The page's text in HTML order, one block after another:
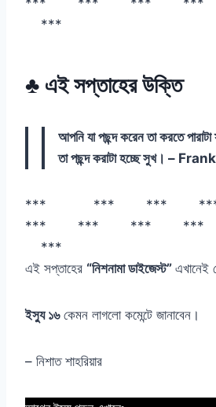
*** *** ***
***
♣ এই সপ্তাহের উক্তি
আপনি যা পছন্দ করেন তা করতে
তা পছন্দ করাটা হচ্ছে সুখ। –
*** *** ***
*** *** ***
***
এই সপ্তাহের “নিশনামা ডাইজেস্ট” এখানেই
ইস্যু ১৬কেমন লাগলো কমেন্টে জানাবেন।
– নিশাত শাহরিয়ার